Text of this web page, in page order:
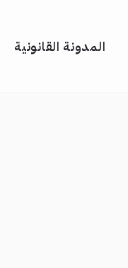
المدونة القانونية